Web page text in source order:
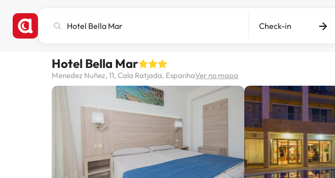
cidade,
destino
Check-in
Hotel Bella Mar
Menedez Nuñez, 11, Cala Ratjada, EspanhaVer no mapa